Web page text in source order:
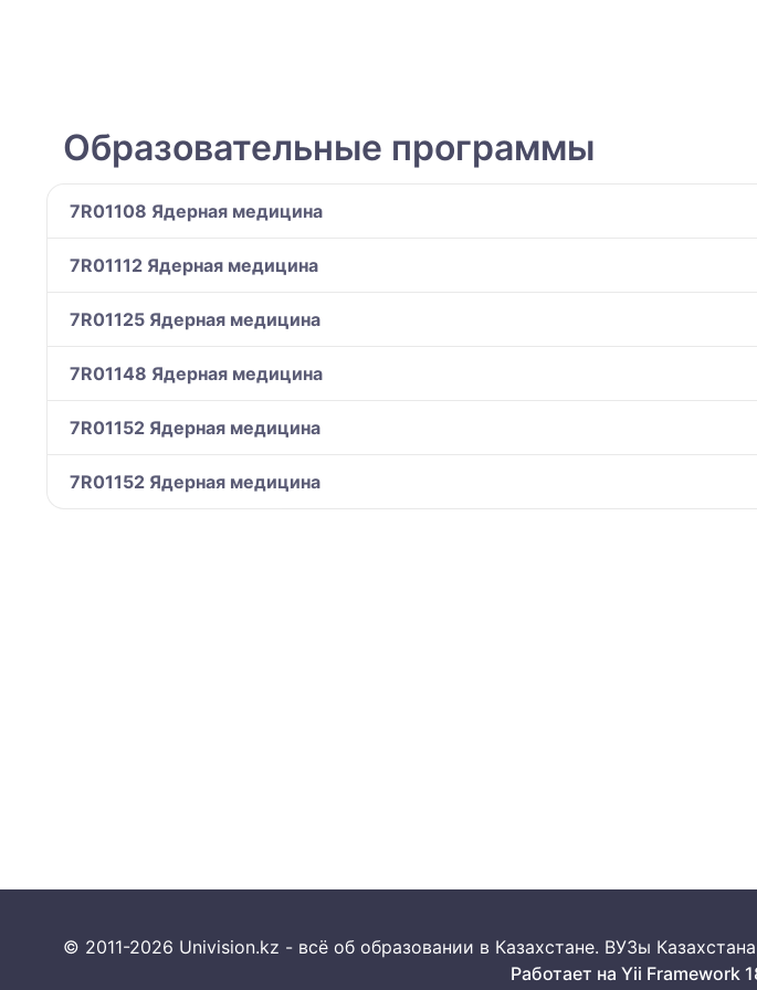
Образовательные программы
7R01108 Ядерная медицина
7R01112 Ядерная медицина
7R01125 Ядерная медицина
7R01148 Ядерная медицина
7R01152 Ядерная медицина
7R01152 Ядерная медицина
© 2011-2026 Univision.kz - всё об образовании в Казахстане. ВУЗы
Работает на Yii Framework